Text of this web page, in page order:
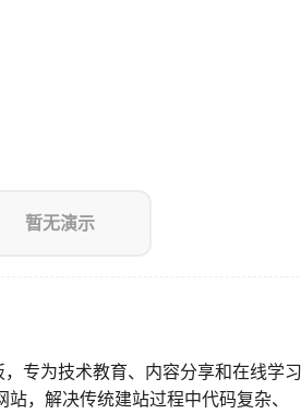
暂无演示
专为技术教育、内容分享和在线学习
，解决传统建站过程中代码复杂、